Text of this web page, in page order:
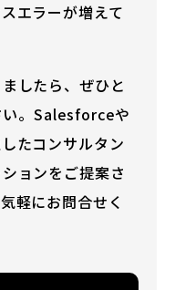
エラーが増えて
したら、ぜひと
い。Salesforceや
たコンサルタン
ョンをご提案さ
軽にお問合せく